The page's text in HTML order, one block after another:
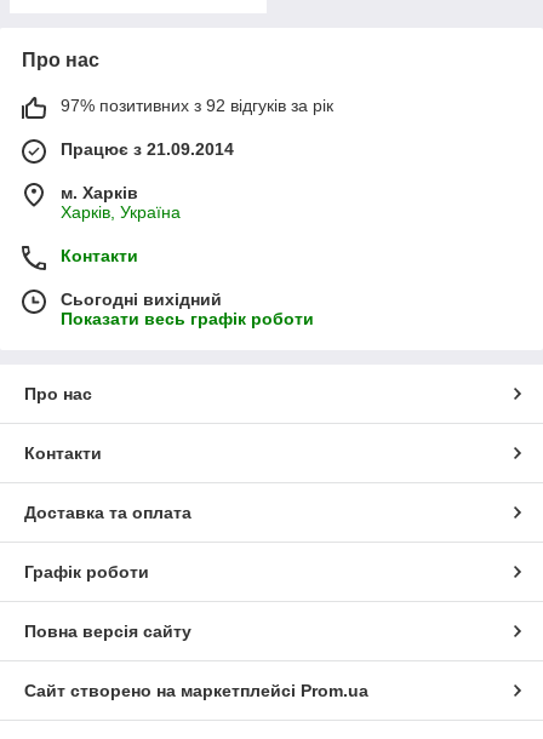
Про нас
97% позитивних з 92 відгуків за рік
Працює з 21.09.2014
м. Харків
Харків, Україна
Контакти
Сьогодні вихідний
Показати весь графік роботи
Про нас
Контакти
Доставка та оплата
Графік роботи
Повна версія сайту
Сайт створено на маркетплейсі Prom.ua